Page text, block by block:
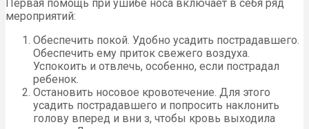
Первая помощь при ушибе носа включает в себя ряд
мероприятий:
Обеспечить покой. Удобно усадить пострадавшего.
Обеспечить ему приток свежего воздуха.
Успокоить и отвлечь, особенно, если пострадал
ребенок.
Остановить носовое кровотечение. Для этого
усадить пострадавшего и попросить наклонить
голову вперед и вни з, чтобы кровь выходила